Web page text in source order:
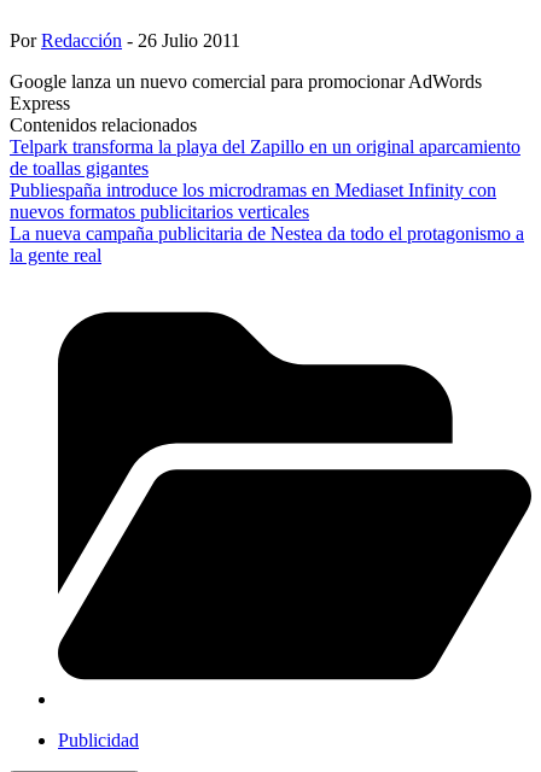
PorRedacción - 26 Julio 2011
Google lanza un nuevo comercial para promocionar AdWords
Express
Contenidos relacionados
Telpark transforma la playa del Zapillo en un original aparcamiento
de toallas gigantes
Publiespaña introduce los microdramas en Mediaset Infinity con
nuevos formatos publicitarios verticales
La nueva campaña publicitaria de Nestea da todo el protagonismo a
la gente real
Publicidad